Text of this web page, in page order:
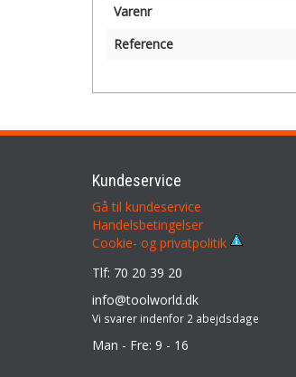
Varenr
Reference
Kundeservice
Gå til kundeservice
Handelsbetingelser
Cookie- og privatpolitik
Tlf: 70 20 39 20
info@toolworld.dk
Vi svarer indenfor 2 abejdsdage
Man - Fre: 9 - 16